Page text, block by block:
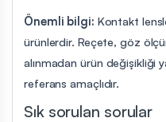
Önemli bilgi: Kontakt
ürünlerdir. Reçete, göz
alınmadan ürün değişikliği
referans amaçlıdır.
Sık sorulan sorular